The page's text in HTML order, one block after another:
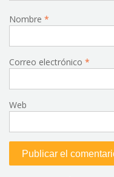
Nombre *
Correo electrónico *
Web